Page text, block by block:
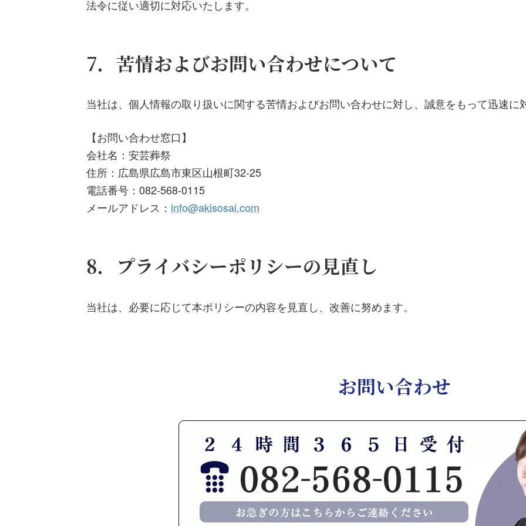
法令に従い適切に対応いたします。
7．苦情およびお問い合わせについて
当社は、個人情報の取り扱いに関する苦情およびお問い合わせに対し、誠意をもって迅速に
【お問い合わせ窓口】
会社名：安芸葬祭
住所：広島県広島市東区山根町32-25
電話番号：082-568-0115
メールアドレス： info@akisosai.com
8．プライバシーポリシーの見直し
当社は、必要に応じて本ポリシーの内容を見直し、改善に努めます。
お問い合わせ